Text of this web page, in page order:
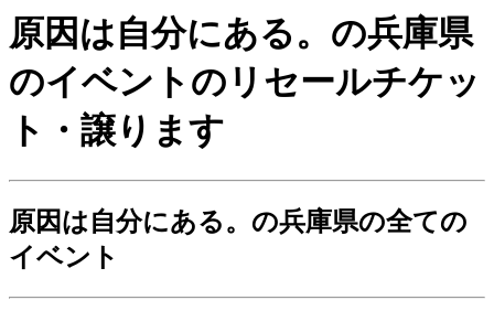
原因は自分にある。の兵庫県
のイベントのリセールチケッ
ト・譲ります
原因は自分にある。の兵庫県の全ての
イベント